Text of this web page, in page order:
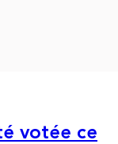
votée ce